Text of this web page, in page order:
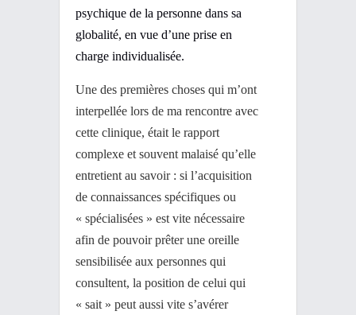
psychique de la personne dans sa
globalité, en vue d’une prise en
charge individualisée.
Une des premières choses qui m’ont
interpellée lors de ma rencontre avec
cette clinique, était le rapport
complexe et souvent malaisé qu’elle
entretient au savoir : si l’acquisition
de connaissances spécifiques ou
« spécialisées » est vite nécessaire
afin de pouvoir prêter une oreille
sensibilisée aux personnes qui
consultent, la position de celui qui
« sait » peut aussi vite s’avérer